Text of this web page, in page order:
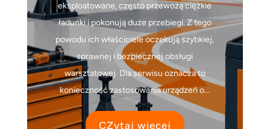
eksploatowane, często przewożą ciężkie
ładunki i pokonują duże przebiegi. Z tego
powodu ich właściciele oczekują szybkiej,
sprawnej i bezpiecznej obsługi
warsztatowej. Dla serwisu oznacza to
konieczność zastosowania urządzeń o...
CZytaj więcej